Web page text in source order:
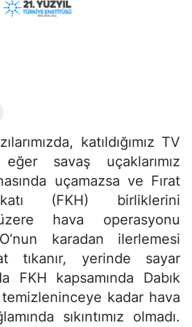
katıldığımız TV
eğer savaş uçaklarımız
uçamazsa ve Fırat
(FKH) birliklerini
hava operasyonu
karadan ilerlemesi
tıkanır, yerinde sayar
FKH kapsamında Dabık
temizleninceye kadar hava
sıkıntımız olmadı.